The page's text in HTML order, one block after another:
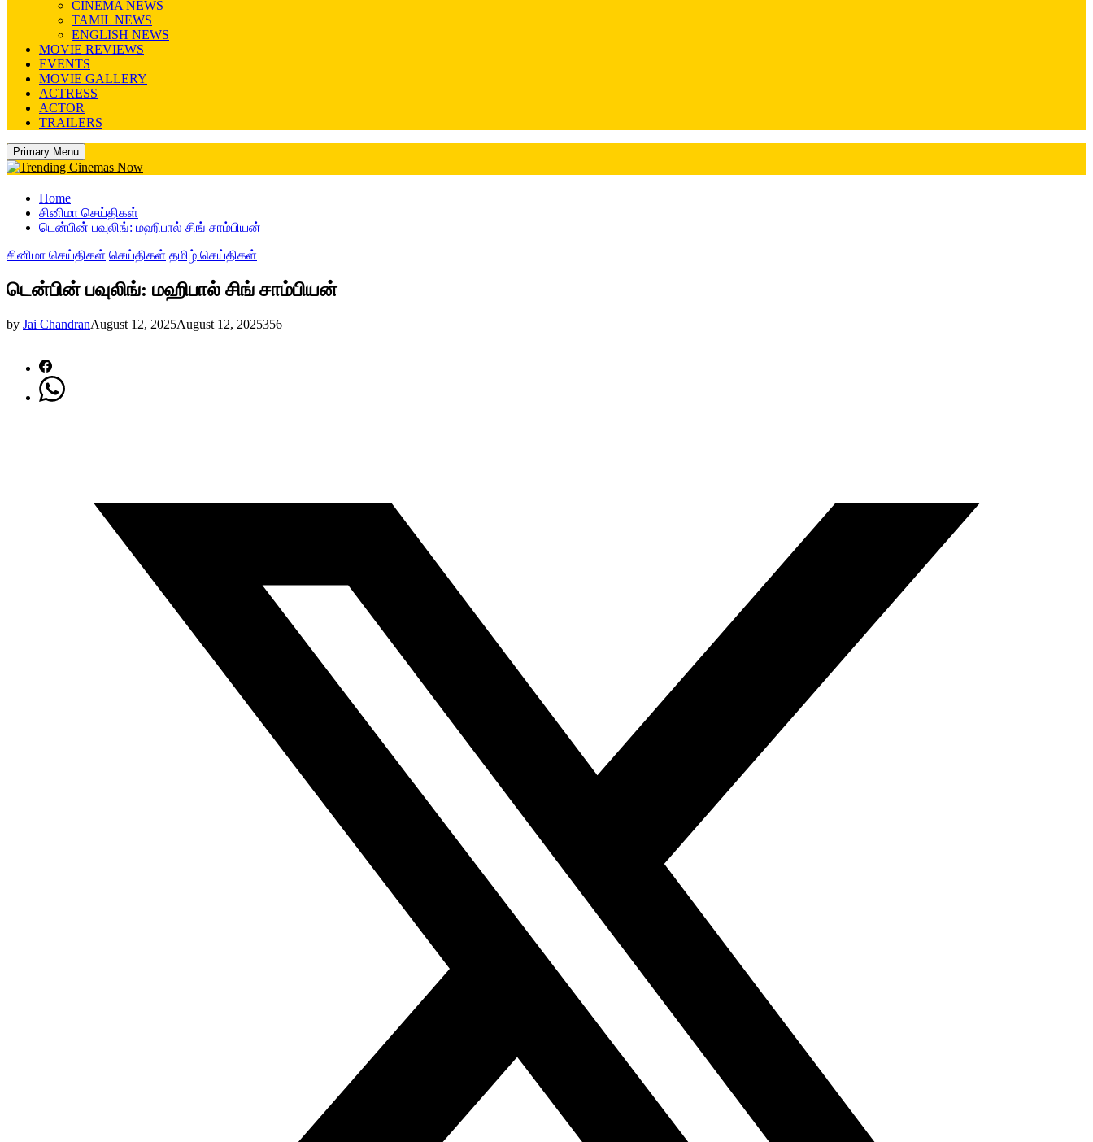
CINEMA NEWS
TAMIL NEWS
ENGLISH NEWS
MOVIE REVIEWS
EVENTS
MOVIE GALLERY
ACTRESS
ACTOR
TRAILERS
Primary Menu
Home
சினிமா செய்திகள்
டென்பின் பவுலிங்: மஹிபால் சிங் சாம்பியன்
சினிமா செய்திகள் செய்திகள் தமிழ் செய்திகள்
டென்பின் பவுலிங்: மஹிபால் சிங் சாம்பியன்
by Jai ChandranAugust 12, 2025August 12, 2025356